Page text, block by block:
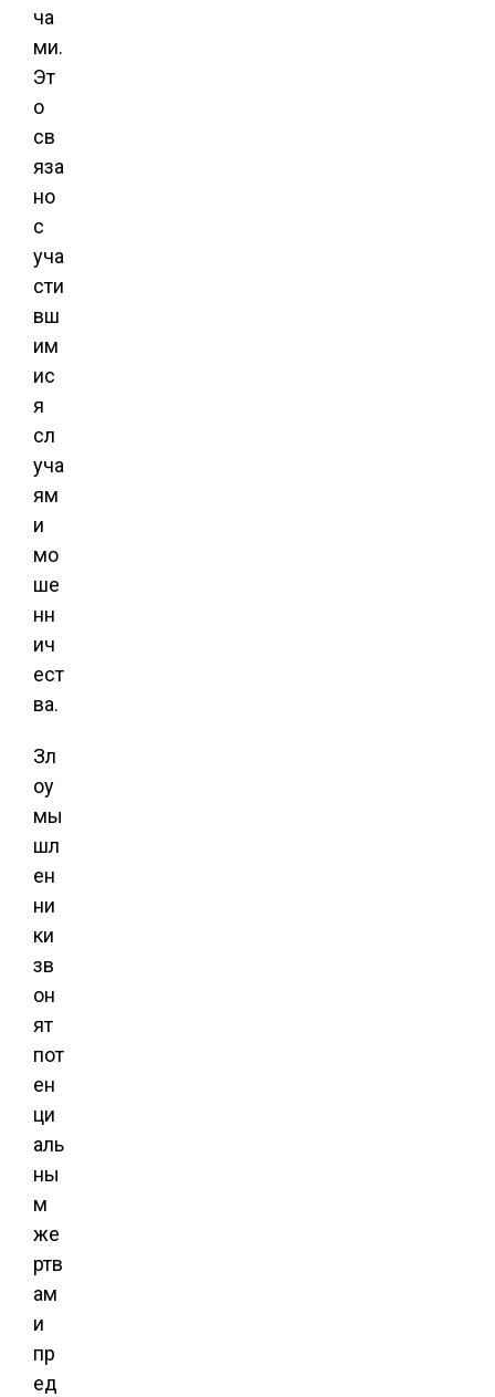
ча
ми.
Эт
о
св
яза
но
с
уча
сти
вш
им
ис
я
сл
уча
ям
и
мо
ше
нн
ич
ест
ва.
Зл
оу
мы
шл
ен
ни
ки
зв
он
ят
пот
ен
ци
аль
ны
м
же
ртв
ам
и
пр
ед